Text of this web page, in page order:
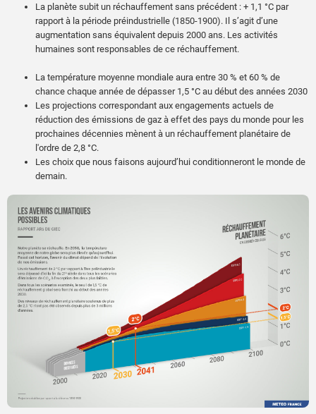
La planète subit un réchauffement sans précédent : + 1,1 °C par
rapport à la période préindustrielle (1850-1900). Il s’agit d’une
augmentation sans équivalent depuis 2000 ans. Les activités
humaines sont responsables de ce réchauffement.
La température moyenne mondiale aura entre 30 % et 60 % de
chance chaque année de dépasser 1,5 °C au début des années 2030
Les projections correspondant aux engagements actuels de
réduction des émissions de gaz à effet des pays du monde pour les
prochaines décennies mènent à un réchauffement planétaire de
l'ordre de 2,8 °C.
Les choix que nous faisons aujourd’hui conditionneront le monde de
demain.